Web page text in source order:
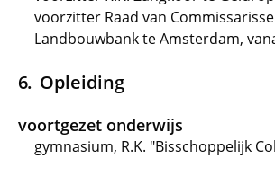
voorzitter Raad van
Landbouwbank te Amsterdam,
Opleiding
voortgezet onderwijs
gymnasium, R.K. "Bisschoppelijk